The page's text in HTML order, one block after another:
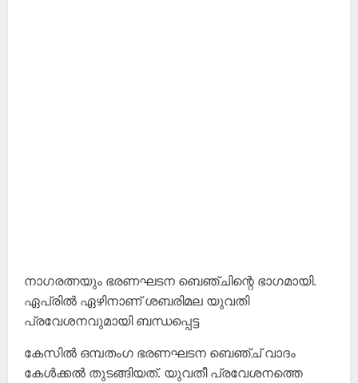
നാഗരത്നയും ഭരണഘടന ബെഞ്ചിന്റെ ഭാഗമായി.
ഏപ്രിൽ ഏഴിനാണ് ശബരിമല യുവതി
പ്രവേശനവുമായി ബന്ധപ്പെട്ട
കേസിൽ ഒമ്പതംഗ ഭരണഘടന ബെഞ്ച് വാദം
കേൾക്കൽ തുടങ്ങിയത്. യുവതീ പ്രവേശനത്തെ